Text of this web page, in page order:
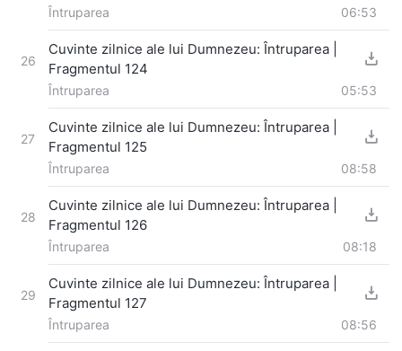
Întruparea 06:53
26
Cuvinte zilnice ale lui Dumnezeu: Întruparea |
Fragmentul 124
Întruparea 05:53
27
Cuvinte zilnice ale lui Dumnezeu: Întruparea |
Fragmentul 125
Întruparea 08:58
28
Cuvinte zilnice ale lui Dumnezeu: Întruparea |
Fragmentul 126
Întruparea 08:18
29
Cuvinte zilnice ale lui Dumnezeu: Întruparea |
Fragmentul 127
Întruparea 08:56